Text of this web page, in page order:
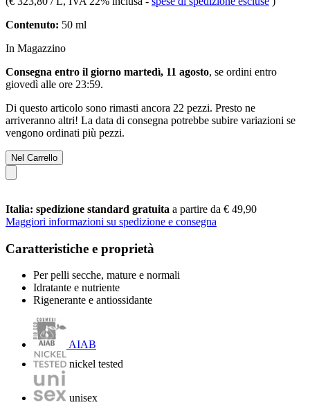
Contenuto: 50 ml
In Magazzino
Consegna entro il giorno martedì, 11 agosto, se ordini entro
giovedì alle ore 23:59.
Di questo articolo sono rimasti ancora 22 pezzi. Presto ne
arriveranno altri! La data di consegna potrebbe subire variazioni se
vengono ordinati più pezzi.
Nel Carrello
Italia: spedizione standard gratuita a partire da € 49,90
Maggiori informazioni su spedizione e consegna
Caratteristiche e proprietà
Per pelli secche, mature e normali
Idratante e nutriente
Rigenerante e antiossidante
AIAB
nickel tested
unisex